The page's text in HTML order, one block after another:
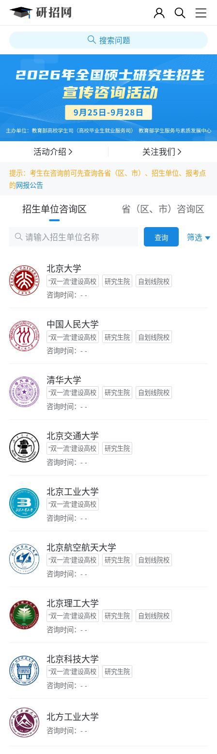
搜索问题
活动介绍 关注我们
提示：考生在咨询前可先查询各省（区、市）、招生单位、报考点
的网报公告
招生单位咨询区 省（区、市）咨询区
查询 筛选
北京大学
“双一流”建设高校 研究生院 自划线院校
咨询时间：- -
中国人民大学
“双一流”建设高校 研究生院 自划线院校
咨询时间：- -
清华大学
“双一流”建设高校 研究生院 自划线院校
咨询时间：- -
北京交通大学
“双一流”建设高校 研究生院
咨询时间：- -
北京工业大学
“双一流”建设高校
咨询时间：- -
北京航空航天大学
“双一流”建设高校 研究生院 自划线院校
咨询时间：- -
北京理工大学
“双一流”建设高校 研究生院 自划线院校
咨询时间：- -
北京科技大学
“双一流”建设高校 研究生院
咨询时间：- -
北方工业大学
咨询时间：- -